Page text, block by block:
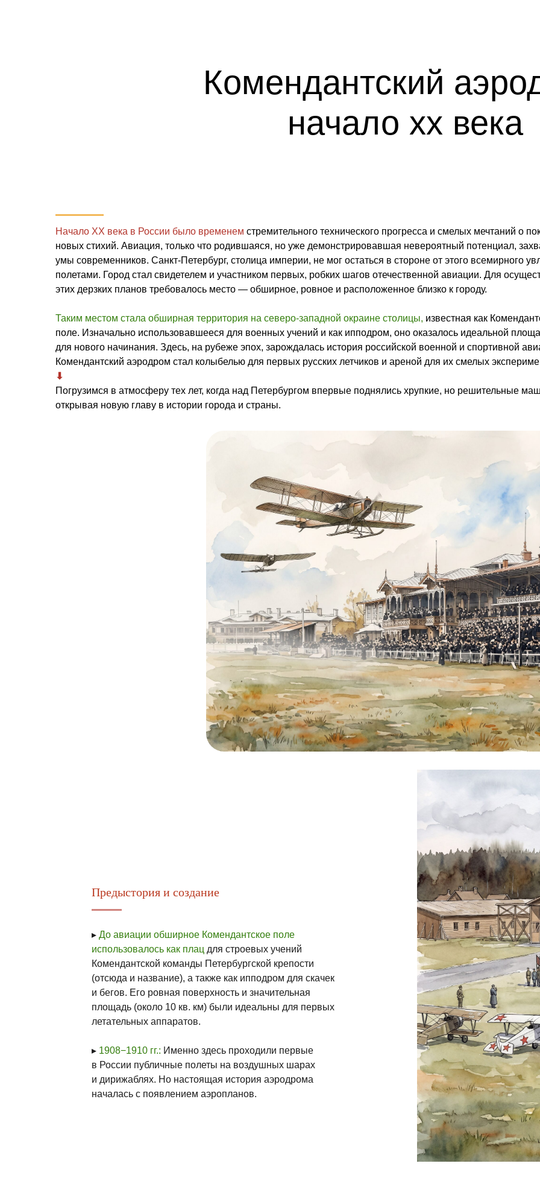
Комендантский
начало xx века
Начало XX века в России было временем стремительного технического прогресса и смелых мечтаний о
новых стихий. Авиация, только что родившаяся, но уже демонстрировавшая невероятный потенциал,
умы современников. Санкт-Петербург, столица империи, не мог остаться в стороне от этого всемирного
полетами. Город стал свидетелем и участником первых, робких шагов отечественной авиации. Для
этих дерзких планов требовалось место — обширное, ровное и расположенное близко к городу.
Таким местом стала обширная территория на северо-западной окраине столицы, известная как
поле. Изначально использовавшееся для военных учений и как ипподром, оно оказалось идеальной
для нового начинания. Здесь, на рубеже эпох, зарождалась история российской военной и спортивной
Комендантский аэродром стал колыбелью для первых русских летчиков и ареной для их смелых
⬇︎
Погрузимся в атмосферу тех лет, когда над Петербургом впервые поднялись хрупкие, но решительные
открывая новую главу в истории города и страны.
Предыстория и создание
▸ До авиации обширное Комендантское поле
использовалось как плац для строевых учений
Комендантской команды Петербургской крепости
(отсюда и название), а также как ипподром для скачек
и бегов. Его ровная поверхность и значительная
площадь (около 10 кв. км) были идеальны для первых
летательных аппаратов.
▸ 1908−1910 гг.: Именно здесь проходили первые
в России публичные полеты на воздушных шарах
и дирижаблях. Но настоящая история аэродрома
началась с появлением аэропланов.